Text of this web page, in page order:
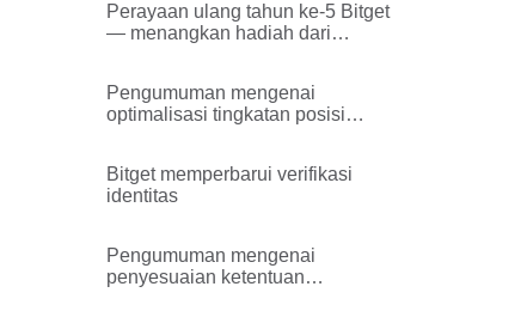
Perayaan ulang tahun ke-5 Bitget
— menangkan hadiah dari
Pengumuman mengenai
optimalisasi tingkatan posisi
Bitget memperbarui verifikasi
identitas
Pengumuman mengenai
penyesuaian ketentuan